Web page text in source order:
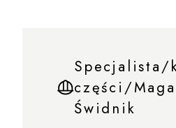
Specjalista/
części/
Świdnik